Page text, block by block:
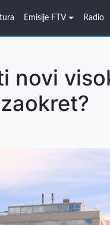
Emisije FTV Radio
novi